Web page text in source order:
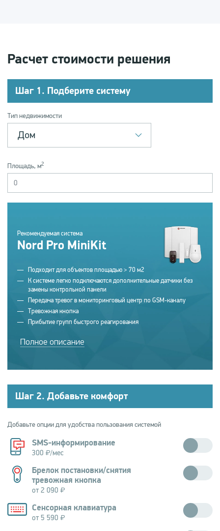
Расчет стоимости решения
Шаг 1. Подберите систему
Тип недвижимости
Дом
Площадь, м2
Рекомендуемая система
Nord Pro MiniKit
Подходит для объектов площадью > 70 м2
К системе легко подключаются дополнительные датчики без
замены контрольной панели
Передача тревог в мониторинговый центр по GSM-каналу
Тревожная кнопка
Прибытие групп быстрого реагирования
Полное описание
Шаг 2. Добавьте комфорт
Добавьте опции для удобства пользования системой
SMS-информирование
300 /мес
Брелок постановки/снятия
тревожная кнопка
от 2 090
оснащены тревожной кнопкой.
Сенсорная клавиатура
от 5 590